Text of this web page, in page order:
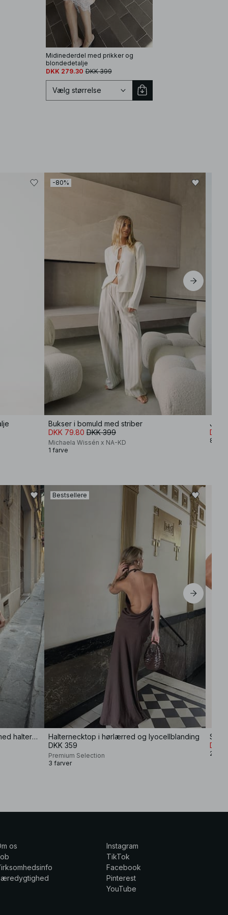
Midinederdel med prikker og
blondedetalje
DKK 279.30 DKK 399
EU 36
Vælg størrelse
-80%
Bukser i bomuld med striber
DKK 79.80 DKK 399
Michaela Wissén x NA-KD
1 farve
DKK
8
Asymmetrisk draperet top i satin med halterneck
Bestsellere
Halternecktop i hørlærred og lyocellblanding
DKK 359
Premium Selection
3 farver
DKK
2
os
Instagram
TikTok
Facebook
Pinterest
YouTube